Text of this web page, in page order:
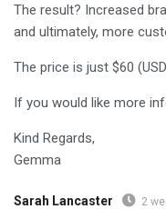
The result? Increased
and ultimately, more
The price is just $60
If you would like more
Kind Regards,
Gemma
Sarah Lancaster 2